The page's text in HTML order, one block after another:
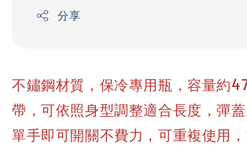
分享
不鏽鋼材質，保冷專用瓶，容量約
帶，可依照身型調整適合長度，彈蓋
單手即可開關不費力，可重複使用